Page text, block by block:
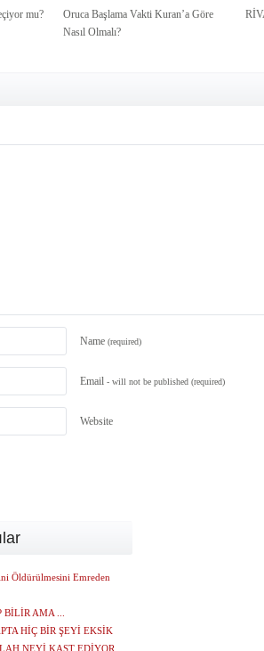
mu?
Oruca Başlama Vakti Kuran’a Göre
Nasıl Olmalı?
Name (required)
Email - will not be published (required)
Website
Öldürülmesini Emreden
AMA ...
HİÇ BİR ŞEYİ EKSİK
NEYİ KAST EDİYOR